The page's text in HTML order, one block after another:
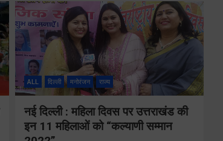
ALL दिल्ली मनोरंजन राज्य
नई दिल्ली : महिला दिवस पर उत्तराखंड की
इन 11 महिलाओं को “कल्याणी सम्मान
कॉमनवेल्थ गेम्स
2026 के
उत्तराखंड के
पदक विजेताओं
और प्रशिक्षकों को
मुख्यमंत्री धामी ने